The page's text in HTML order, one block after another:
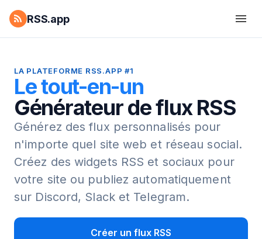
RSS.app
LA PLATEFORME RSS.APP #1
Le tout-en-un
Générateur de flux RSS
Générez des flux personnalisés pour
n'importe quel site web et réseau social.
Créez des widgets RSS et sociaux pour
votre site ou publiez automatiquement
sur Discord, Slack et Telegram.
Créer un flux RSS